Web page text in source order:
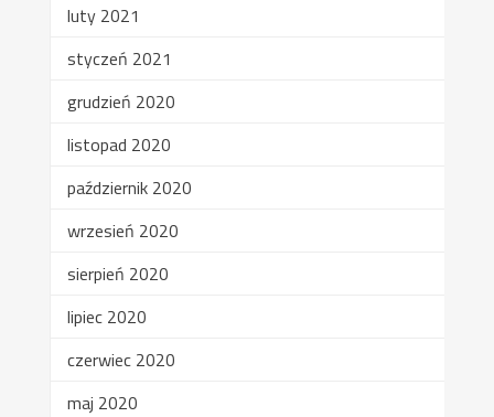
luty 2021
styczeń 2021
grudzień 2020
listopad 2020
październik 2020
wrzesień 2020
sierpień 2020
lipiec 2020
czerwiec 2020
maj 2020